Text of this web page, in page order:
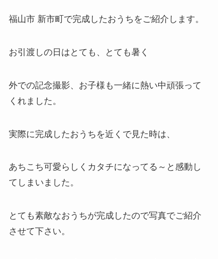
福山市 新市町で完成したおうちをご紹介します。
お引渡しの日はとても、とても暑く
外での記念撮影、お子様も一緒に熱い中頑張って
くれました。
実際に完成したおうちを近くで見た時は、
あちこち可愛らしくカタチになってる～と感動し
てしまいました。
とても素敵なおうちが完成したので写真でご紹介
させて下さい。